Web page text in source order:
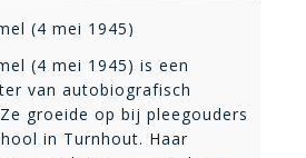
(4 mei 1945)
(4 mei 1945) is een
van autobiografisch
groeide op bij pleegouders
in Turnhout. Haar